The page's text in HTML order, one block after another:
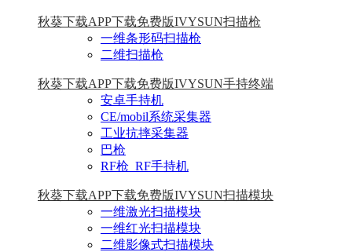
秋葵下载APP下载免费版IVYSUN扫描枪
一维条形码扫描枪
二维扫描枪
秋葵下载APP下载免费版IVYSUN手持终端
安卓手持机
CE/mobil系统采集器
工业抗摔采集器
巴枪
RF枪_RF手持机
秋葵下载APP下载免费版IVYSUN扫描模块
一维激光扫描模块
一维红光扫描模块
二维影像式扫描模块